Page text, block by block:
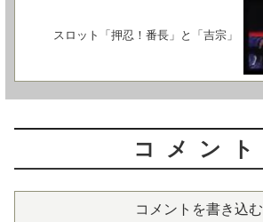
スロット「押忍！番長」と「吉宗」
コメント
コメントを書き込む